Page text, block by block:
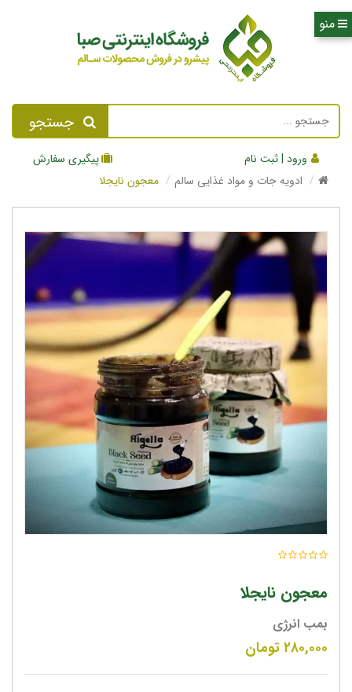
جستجو
ورود | ثبت نام
پیگیری سفارش
ادویه جات و مواد غذایی سالم
معجون نایجلا
معجون نایجلا
بمب انرژی
۲۸۰,۰۰۰تومان